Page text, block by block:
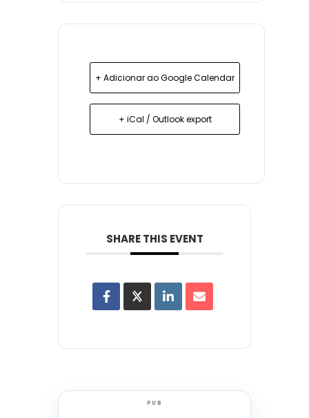
+ Adicionar ao Google Calendar
+ iCal / Outlook export
SHARE THIS EVENT
PUB